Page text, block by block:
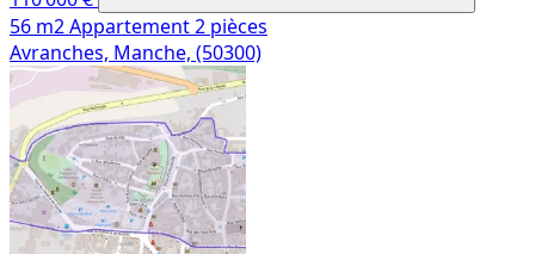
56 m2Appartement2 pièces
Avranches, Manche, (50300)